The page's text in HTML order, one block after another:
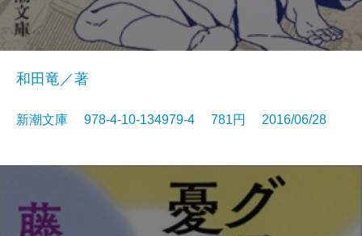
和田竜／著
新潮文庫 978-4-10-134979-4 781円 2016/06/28